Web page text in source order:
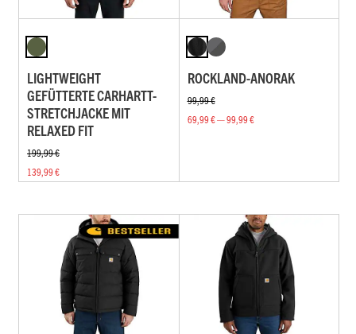
LIGHTWEIGHT
GEFÜTTERTE CARHARTT-
STRETCHJACKE MIT
RELAXED FIT
199,99 €
139,99 €
ROCKLAND-ANORAK
99,99 €
69,99 € — 99,99 €